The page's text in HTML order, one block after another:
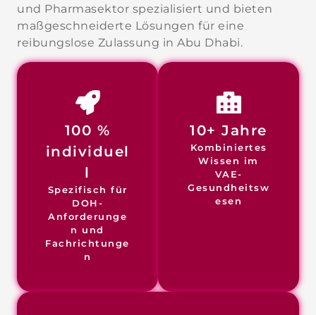
und Pharmasektor spezialisiert und bieten
maßgeschneiderte Lösungen für eine
reibungslose Zulassung in Abu Dhabi.
100 %
individuel
l
Spezifisch für
DOH-
Anforderunge
n und
Fachrichtunge
n
10+ Jahre
Kombiniertes
Wissen im
VAE-
Gesundheitsw
esen